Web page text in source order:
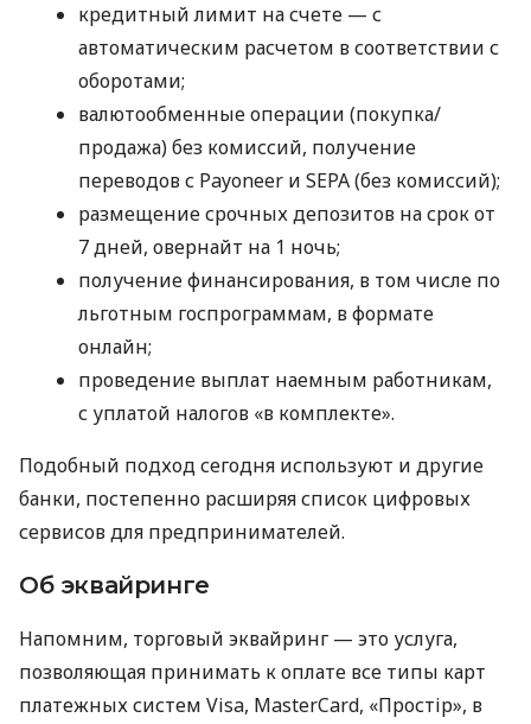
кредитный лимит на счете — с
автоматическим расчетом в соответствии с
оборотами;
валютообменные операции (покупка/
продажа) без комиссий, получение
переводов с Payoneer и SEPA (без комиссий);
размещение срочных депозитов на срок от
7 дней, овернайт на 1 ночь;
получение финансирования, в том числе по
льготным госпрограммам, в формате
онлайн;
проведение выплат наемным работникам,
с уплатой налогов «в комплекте».
Подобный подход сегодня используют и другие
банки, постепенно расширяя список цифровых
сервисов для предпринимателей.
Об эквайринге
Напомним, торговый эквайринг — это услуга,
позволяющая принимать к оплате все типы карт
платежных систем Visa, MasterCard, «Простір», в